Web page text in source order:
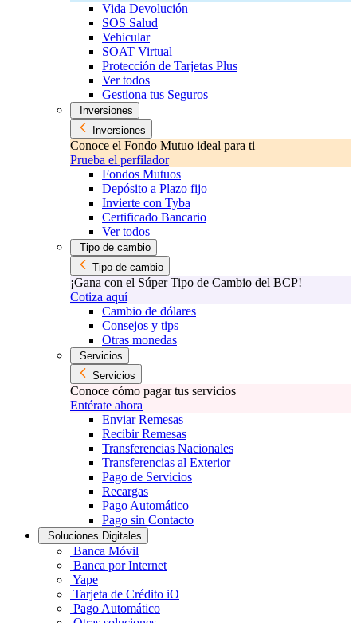
Vida Devolución
SOS Salud
Vehicular
SOAT Virtual
Protección de Tarjetas Plus
Ver todos
Gestiona tus Seguros
Inversiones
Inversiones
Conoce el Fondo Mutuo ideal para ti
Prueba el perfilador
Fondos Mutuos
Depósito a Plazo fijo
Invierte con Tyba
Certificado Bancario
Ver todos
Tipo de cambio
Tipo de cambio
¡Gana con el Súper Tipo de Cambio del BCP!
Cotiza aquí
Cambio de dólares
Consejos y tips
Otras monedas
Servicios
Servicios
Conoce cómo pagar tus servicios
Entérate ahora
Enviar Remesas
Recibir Remesas
Transferencias Nacionales
Transferencias al Exterior
Pago de Servicios
Recargas
Pago Automático
Pago sin Contacto
Soluciones Digitales
Banca Móvil
Banca por Internet
Yape
Tarjeta de Crédito iO
Pago Automático